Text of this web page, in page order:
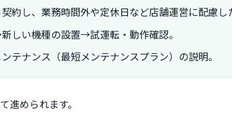
約し、業務時間外や定休日など店舗運営に配慮し
しい機種の設置→試運転・動作確認。
テナンス（最短メンテナンスプラン）の説明。
進められます。